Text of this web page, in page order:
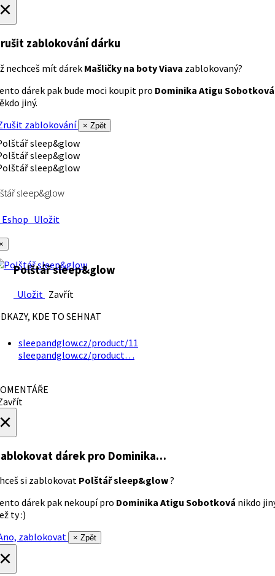
zablokování dárku
nechceš mít dárek Mašličky na boty Viava zablokovaný?
dárek pak bude moci koupit pro Dominika Atigu Sobotková
jiný.
zablokování
× Zpět
sleep&glow
Uložit
Polštář sleep&glow
Uložit Zavřít
KDE TO SEHNAT
sleepandglow.cz/product/11
sleepandglow.cz/product…
dárek pro Dominika…
si zablokovat Polštář sleep&glow?
dárek pak nekoupí pro Dominika Atigu Sobotková nikdo
ty :)
zablokovat
× Zpět